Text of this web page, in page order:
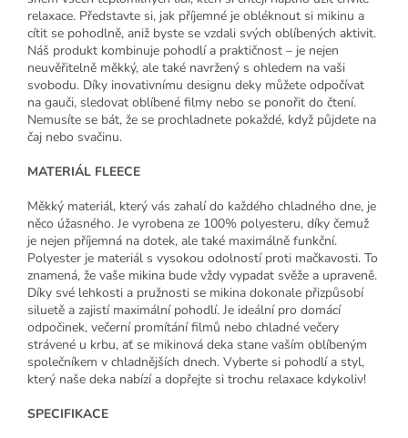
relaxace. Představte si, jak příjemné je obléknout si mikinu a
cítit se pohodlně, aniž byste se vzdali svých oblíbených aktivit.
Náš produkt kombinuje pohodlí a praktičnost – je nejen
neuvěřitelně měkký, ale také navržený s ohledem na vaši
svobodu. Díky inovativnímu designu deky můžete odpočívat
na gauči, sledovat oblíbené filmy nebo se ponořit do čtení.
Nemusíte se bát, že se prochladnete pokaždé, když půjdete na
čaj nebo svačinu.
MATERIÁL FLEECE
Měkký materiál, který vás zahalí do každého chladného dne, je
něco úžasného. Je vyrobena ze 100% polyesteru, díky čemuž
je nejen příjemná na dotek, ale také maximálně funkční.
Polyester je materiál s vysokou odolností proti mačkavosti. To
znamená, že vaše mikina bude vždy vypadat svěže a upraveně.
Díky své lehkosti a pružnosti se mikina dokonale přizpůsobí
siluetě a zajistí maximální pohodlí. Je ideální pro domácí
odpočinek, večerní promítání filmů nebo chladné večery
strávené u krbu, ať se mikinová deka stane vaším oblíbeným
společníkem v chladnějších dnech. Vyberte si pohodlí a styl,
který naše deka nabízí a dopřejte si trochu relaxace kdykoliv!
SPECIFIKACE